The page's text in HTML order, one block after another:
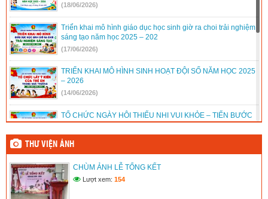
(18/06/2026)
Triển khai mô hình giáo dục học sinh giờ ra choi trải nghiệm
sáng tạo năm học 2025 – 202
(17/06/2026)
TRIỂN KHAI MÔ HÌNH SINH HOẠT ĐỘI SỐ NĂM HỌC 2025
– 2026
(14/06/2026)
TỔ CHỨC NGÀY HỘI THIẾU NHI VUI KHỎE – TIẾN BƯỚC
LÊN ĐOÀN NĂM HỌC 2025 – 2026
(14/06/2026)
KỸ NĂNG CỨU NGƯỜI TẠI TRƯỜNG TH&THCS TÂN
THUẬN 2 NĂM HỌC 2025 – 2026
(14/06/2026)
THƯ VIỆN ẢNH
CHÙM ẢNH LỄ TỔNG KẾT
Lượt xem: 154